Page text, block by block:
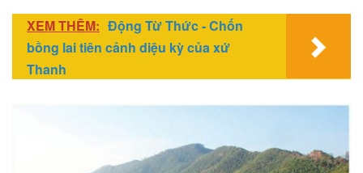
XEM THÊM: Động Từ Thức - Chốn
bồng lai tiên cảnh diệu kỳ của xứ
Thanh